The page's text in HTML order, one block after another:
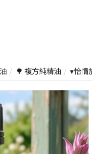
🌳 複方純精油 ▾怡情